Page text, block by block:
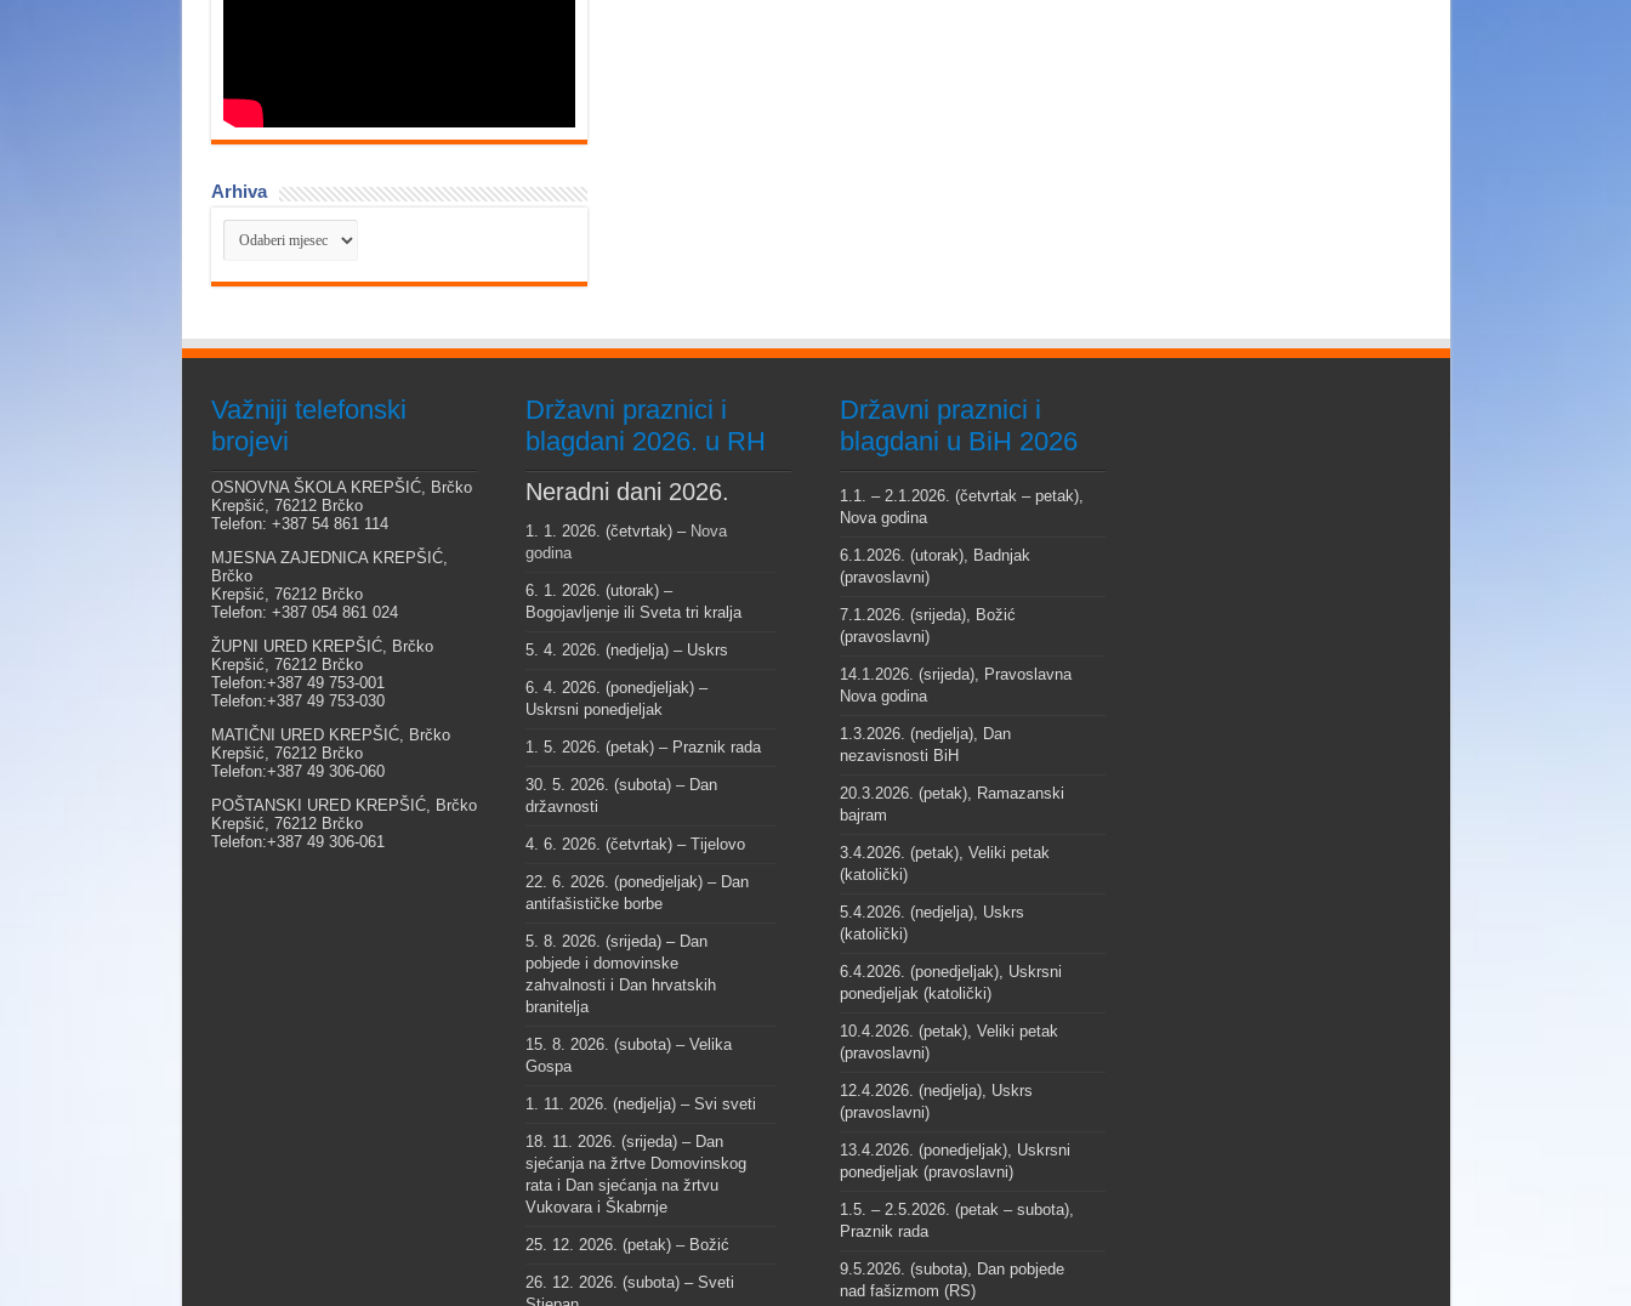
Arhiva
Arhiva
Važniji telefonski
brojevi
OSNOVNA ŠKOLA KREPŠIĆ, Brčko
Krepšić, 76212 Brčko
Telefon: +387 54 861 114
MJESNA ZAJEDNICA KREPŠIĆ,
Brčko
Krepšić, 76212 Brčko
Telefon: +387 054 861 024
ŽUPNI URED KREPŠIĆ, Brčko
Krepšić, 76212 Brčko
Telefon:+387 49 753-001
Telefon:+387 49 753-030
MATIČNI URED KREPŠIĆ, Brčko
Krepšić, 76212 Brčko
Telefon:+387 49 306-060
POŠTANSKI URED KREPŠIĆ, Brčko
Krepšić, 76212 Brčko
Telefon:+387 49 306-061
Državni praznici i
blagdani 2026. u RH
Neradni dani 2026.
1. 1. 2026. (četvrtak) – Nova
godina
6. 1. 2026. (utorak) –
Bogojavljenje ili Sveta tri kralja
5. 4. 2026. (nedjelja) – Uskrs
6. 4. 2026. (ponedjeljak) –
Uskrsni ponedjeljak
1. 5. 2026. (petak) – Praznik rada
30. 5. 2026. (subota) – Dan
državnosti
4. 6. 2026. (četvrtak) – Tijelovo
22. 6. 2026. (ponedjeljak) – Dan
antifašističke borbe
5. 8. 2026. (srijeda) – Dan
pobjede i domovinske
zahvalnosti i Dan hrvatskih
branitelja
15. 8. 2026. (subota) – Velika
Gospa
1. 11. 2026. (nedjelja) – Svi sveti
18. 11. 2026. (srijeda) – Dan
sjećanja na žrtve Domovinskog
rata i Dan sjećanja na žrtvu
Vukovara i Škabrnje
25. 12. 2026. (petak) – Božić
26. 12. 2026. (subota) – Sveti
Državni praznici i
blagdani u BiH 2026
1.1. – 2.1.2026. (četvrtak – petak),
Nova godina
6.1.2026. (utorak), Badnjak
(pravoslavni)
7.1.2026. (srijeda), Božić
(pravoslavni)
14.1.2026. (srijeda), Pravoslavna
Nova godina
1.3.2026. (nedjelja), Dan
nezavisnosti BiH
20.3.2026. (petak), Ramazanski
bajram
3.4.2026. (petak), Veliki petak
(katolički)
5.4.2026. (nedjelja), Uskrs
(katolički)
6.4.2026. (ponedjeljak), Uskrsni
ponedjeljak (katolički)
10.4.2026. (petak), Veliki petak
(pravoslavni)
12.4.2026. (nedjelja), Uskrs
(pravoslavni)
13.4.2026. (ponedjeljak), Uskrsni
ponedjeljak (pravoslavni)
1.5. – 2.5.2026. (petak – subota),
Praznik rada
9.5.2026. (subota), Dan pobjede
nad fašizmom (RS)